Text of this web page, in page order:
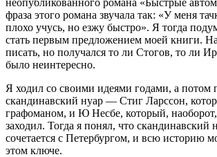
фраза этого романа звучала так: «У меня
плохо учусь, но езжу быстро». Я тогда
стать первым предложением моей книги.
писать, но получался то ли Стогов, то ли
было неинтересно.
Я ходил со своими идеями годами, а потом
скандинавский нуар — Стиг Ларссон,
графоманом, и Ю Несбе, который,
заходил. Тогда я понял, что скандинавский
сочетается с Петербургом, и всю историю
этом ключе.